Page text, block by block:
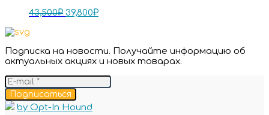
43,500₽ 39,800₽
Подписка на новости. Получайте информацию об
актуальных акциях и новых товарах.
Подписаться
by Opt-In Hound